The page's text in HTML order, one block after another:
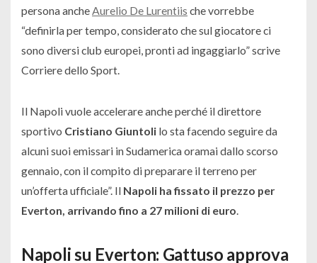
persona anche Aurelio De Lurentiis che vorrebbe
“definirla per tempo, considerato che sul giocatore ci
sono diversi club europei, pronti ad ingaggiarlo” scrive
Corriere dello Sport.
Il Napoli vuole accelerare anche perché il direttore
sportivo Cristiano Giuntoli lo sta facendo seguire da
alcuni suoi emissari in Sudamerica oramai dallo scorso
gennaio, con il compito di preparare il terreno per
un’offerta ufficiale”. Il Napoli ha fissato il prezzo per
Everton, arrivando fino a 27 milioni di euro
Napoli su Everton: Gattuso approva